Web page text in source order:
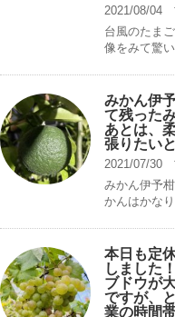
2021/08/04
台風のたま
像をみて驚
みかん伊
て残った
あとは、
張りたい
2021/07/30
みかん伊予
かんはかな
本日も定
しました
ブドウが
ですが、
業の時間